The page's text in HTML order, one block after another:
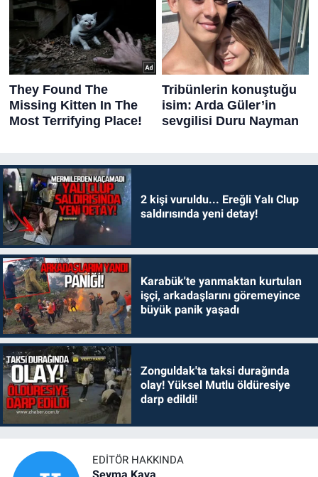
2 kişi vuruldu... Ereğli Yalı Clup
saldırısında yeni detay!
Karabük'te yanmaktan kurtulan
işçi, arkadaşlarını göremeyince
büyük panik yaşadı
Zonguldak'ta taksi durağında
olay! Yüksel Mutlu öldüresiye
darp edildi!
EDITÖR HAKKINDA